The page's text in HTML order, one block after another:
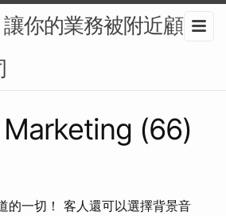
你的業務被附近顧客
(66)
的一切！ 客人還可以選擇背景音